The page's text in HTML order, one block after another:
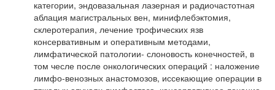
категории, эндовазальная лазерная и радиочастотная
аблация магистральных вен, минифлебэктомия,
склеротерапия, лечение трофических язв
консервативным и оперативным методами,
лимфатической патологии- слоновость конечностей, в
том чесле после онкологических операций : наложение
лимфо-венозных анастомозов, иссекающие операции в